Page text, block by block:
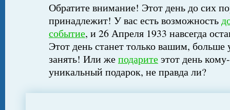
Обратите внимание! Этот день до сих
принадлежит! У вас есть возможность
событие, и 26 Апреля 1933 навсегда
Этот день станет только вашим,
занять! Или жеподаритеэтот день
уникальный подарок, не правда ли?